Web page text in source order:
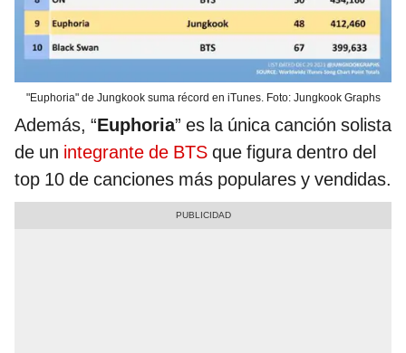
"Euphoria" de Jungkook suma récord en iTunes. Foto: Jungkook Graphs
Además, “Euphoria” es la única canción solista
de un integrante de BTS que figura dentro del
top 10 de canciones más populares y vendidas.